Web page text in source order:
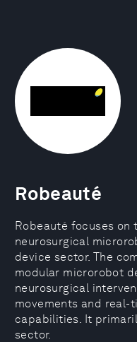
Robeauté
Robeauté focuses on
neurosurgical
device sector. The
modular microrobot
neurosurgical
movements and real-
capabilities. It
sector.